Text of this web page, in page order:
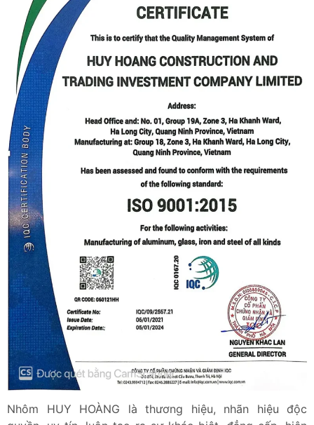
Nhôm HUY HOÀNG là thương hiệu, nhãn hiệu độc